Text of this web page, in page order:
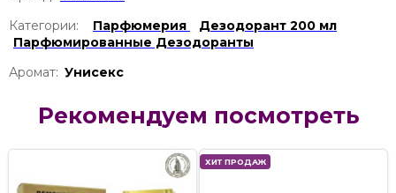
Категории:
Парфюмерия
Дезодорант 200 мл
Парфюмированные Дезодоранты
Аромат: Унисекс
Рекомендуем посмотреть
ХИТ ПРОДАЖ